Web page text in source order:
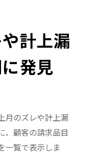
計上漏
発見
月のズレや計上漏
、顧客の請求品目
一覧で表示しま